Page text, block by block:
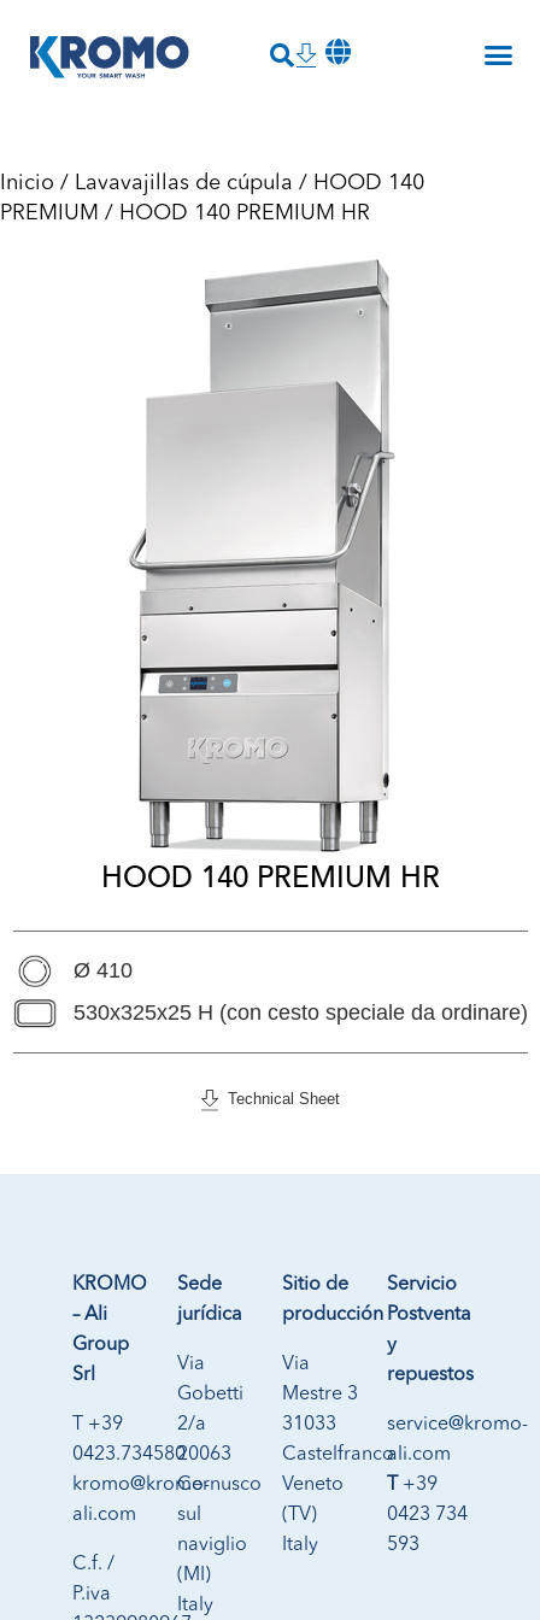
Inicio / Lavavajillas de cúpula / HOOD 140
PREMIUM / HOOD 140 PREMIUM HR
HOOD 140 PREMIUM HR
Ø 410
530x325x25 H (con cesto speciale da ordinare)
Technical Sheet
KROMO
– Ali
Group
Srl
T +39
0423.734580
kromo@kromo-
ali.com
C.f. /
P.iva
Sede
jurídica
Via
Gobetti
2/a
20063
Cernusco
sul
naviglio
(MI)
Italy
Sitio de
producción
Via
Mestre 3
31033
Castelfranco
Veneto
(TV)
Italy
Servicio
Postventa
y
repuestos
service@kromo-
ali.com
T +39
0423 734
593